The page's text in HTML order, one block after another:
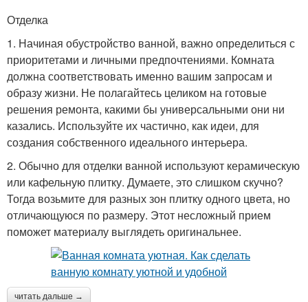
Отделка
1. Начиная обустройство ванной, важно определиться с
приоритетами и личными предпочтениями. Комната
должна соответствовать именно вашим запросам и
образу жизни. Не полагайтесь целиком на готовые
решения ремонта, какими бы универсальными они ни
казались. Используйте их частично, как идеи, для
создания собственного идеального интерьера.
2. Обычно для отделки ванной используют керамическую
или кафельную плитку. Думаете, это слишком скучно?
Тогда возьмите для разных зон плитку одного цвета, но
отличающуюся по размеру. Этот несложный прием
поможет материалу выглядеть оригинальнее.
читать дальше →